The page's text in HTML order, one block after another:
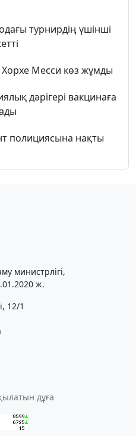
турнирдің үшінші
Хорхе Месси көз жұмды
дәрігері вакцинаға
полициясына нақты
министрлігі,
ж.
12/1
дұға